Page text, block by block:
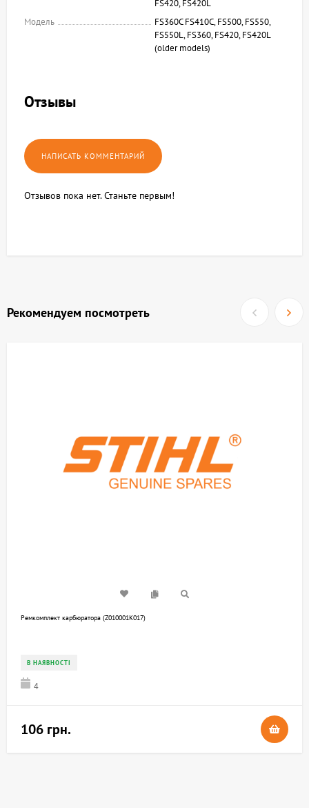
FS420, FS420L
Модель
FS360C FS410C, FS500, FS550,
FS550L, FS360, FS420, FS420L
(older models)
Отзывы
Отзывов пока нет. Станьте первым!
Рекомендуем посмотреть
Ремкомплект карбюратора (Z010001K017)
В НАЯВНОСТІ
4
106 грн.